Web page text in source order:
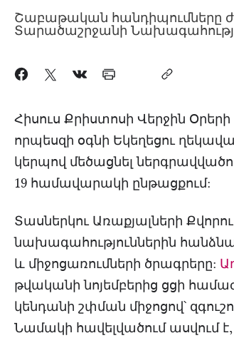
Շաբաթական հանդիպումները
Տարածաշրջանի
Հիսուս Քրիստոսի Վերջին Օրերի
որպեսզի օգնի Եկեղեցու
կերպով մեծացնել
19 համավարակի ընթացքում:
Տասներկու Առաքյալների
նախագահություններին
և միջոցառումների ծրագրերը:
թվականի նոյեմբերից ցցի
կենդանի շփման միջոցով՝
Նամակի հավելվածում ասվում